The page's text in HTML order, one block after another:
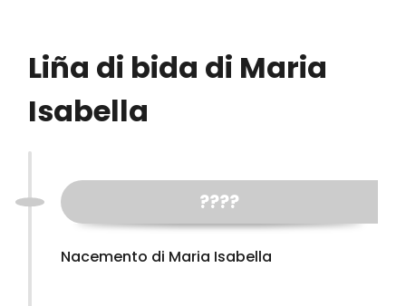
Liña di bida di Maria
Isabella
????
Nacemento di Maria Isabella